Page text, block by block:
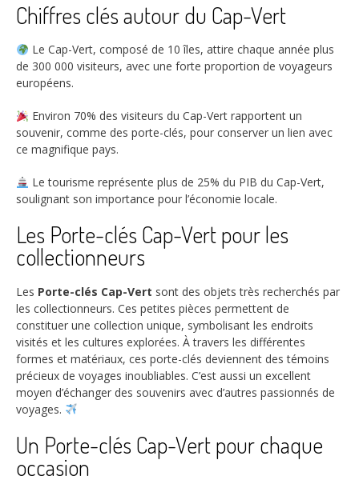
Chiffres clés autour du Cap-Vert
Le Cap-Vert, composé de 10 îles, attire chaque année plus
de 300 000 visiteurs, avec une forte proportion de voyageurs
européens.
Environ 70% des visiteurs du Cap-Vert rapportent un
souvenir, comme des porte-clés, pour conserver un lien avec
ce magnifique pays.
Le tourisme représente plus de 25% du PIB du Cap-Vert,
soulignant son importance pour l’économie locale.
Les Porte-clés Cap-Vert pour les
collectionneurs
Les Porte-clés Cap-Vert sont des objets très recherchés par
les collectionneurs. Ces petites pièces permettent de
constituer une collection unique, symbolisant les endroits
visités et les cultures explorées. À travers les différentes
formes et matériaux, ces porte-clés deviennent des témoins
précieux de voyages inoubliables. C’est aussi un excellent
moyen d’échanger des souvenirs avec d’autres passionnés de
voyages.
Un Porte-clés Cap-Vert pour chaque
occasion